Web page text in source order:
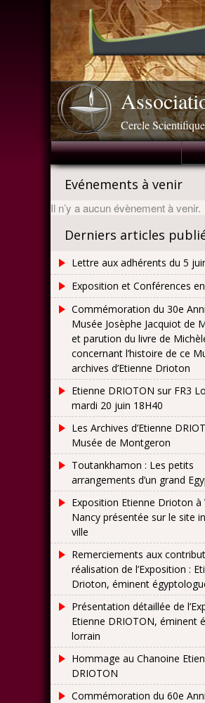
Cercle
Evénements à venir
Il n’y a aucun évènement à venir.
Derniers articles
Lettre aux adhérents du 5
Exposition et Conférences
Commémoration du 30e
Musée Josèphe Jacquiot de
et parution du livre de
concernant l’histoire de ce
archives d’Etienne Drioton
Etienne DRIOTON sur FR3
mardi 20 juin 18H40
Les Archives d’Etienne
Musée de Montgeron
Toutankhamon : Les petits
arrangements d’un grand
Exposition Etienne Drioton à
Nancy présentée sur le site
ville
Remerciements aux
réalisation de l’Exposition :
Drioton, éminent
Présentation détaillée de
Etienne DRIOTON, éminent
lorrain
Hommage au Chanoine
DRIOTON
Commémoration du 60e